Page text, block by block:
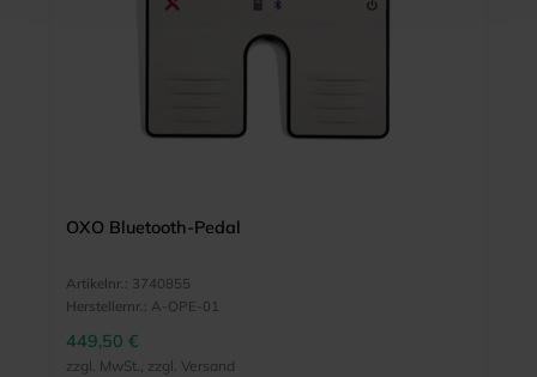
OXO Bluetooth-Pedal
Artikelnr.: 3740855
Herstellernr.: A-OPE-01
449,50 €
zzgl. MwSt., zzgl. Versand